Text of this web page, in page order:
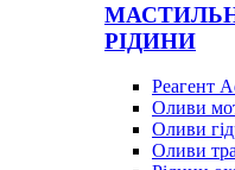
РІДИНИ
Реагент
Оливи
Оливи
Оливи